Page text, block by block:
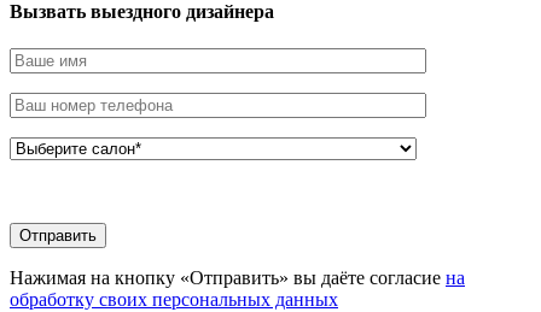
Вызвать выездного дизайнера
Нажимая на кнопку «Отправить» вы даёте согласие на
обработку своих персональных данных